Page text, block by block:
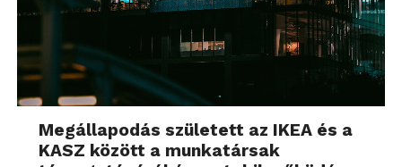
Megállapodás született az IKEA és a
KASZ között a munkatársak